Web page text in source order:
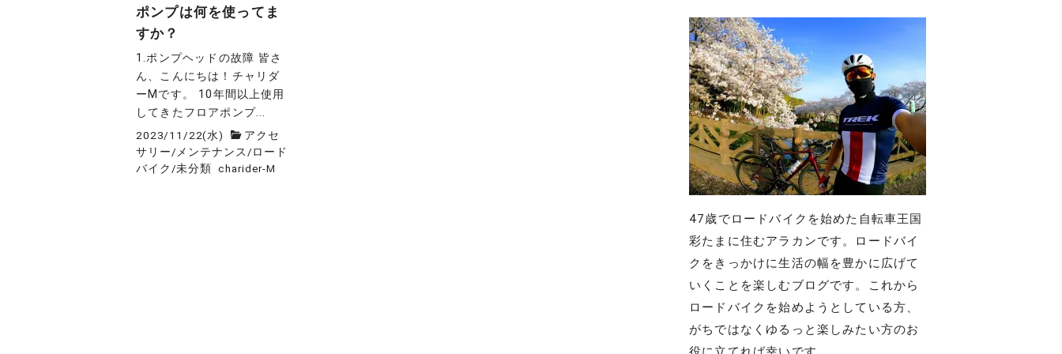
ポンプは何を使ってま
すか？
1.ポンプヘッドの故障 皆さ
ん、こんにちは！チャリダ
ーMです。 10年間以上使用
してきたフロアポンプ...
2023/11/22(水)
アクセ
サリー/メンテナンス/ロード
バイク/未分類 charider-M
47歳でロードバイクを始めた自転車王国
彩たまに住むアラカンです。ロードバイ
クをきっかけに生活の幅を豊かに広げて
いくことを楽しむブログです。これから
ロードバイクを始めようとしている方、
がちではなくゆるっと楽しみたい方のお